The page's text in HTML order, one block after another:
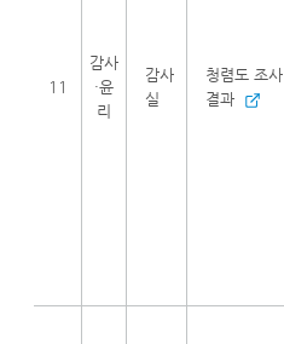
11
감사
·윤
리
감사
실
청렴도 조사
결과